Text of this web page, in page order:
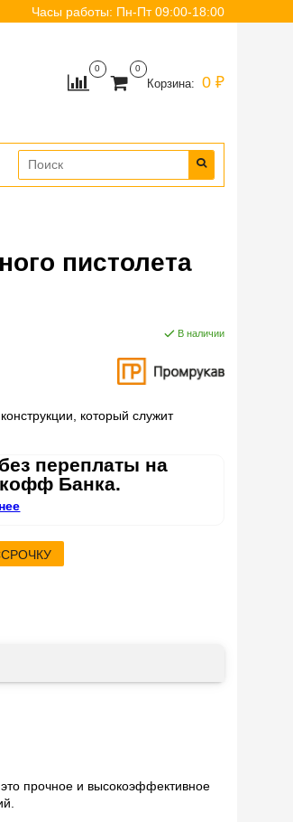
Часы работы: Пн-Пт 09:00-18:00
0 0
Корзина: 0 ₽
пистолета
В наличии
который служит
переплаты на
Банка.
прочное и высокоэффективное